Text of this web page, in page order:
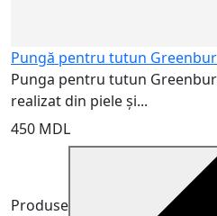
Pungă pentru tutun
Punga pentru tutun
realizat din piele și...
450 MDL
Produse